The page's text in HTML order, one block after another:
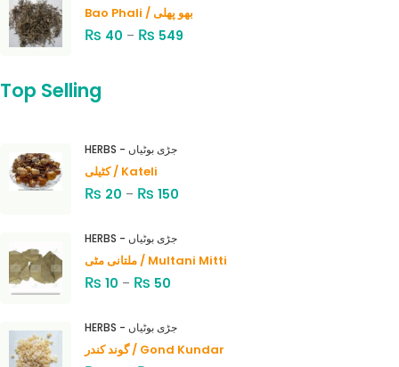
Bao Phali / بھو پھلی
₨ 40 – ₨ 549
Top Selling
HERBS - جڑی بوٹیاں
کٹیلی / Kateli
₨ 20 – ₨ 150
HERBS - جڑی بوٹیاں
ملتانی مٹی / Multani Mitti
₨ 10 – ₨ 50
HERBS - جڑی بوٹیاں
گوند کندر / Gond Kundar